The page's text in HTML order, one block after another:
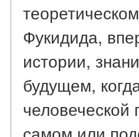
Фукидида,
истории,
будущем,